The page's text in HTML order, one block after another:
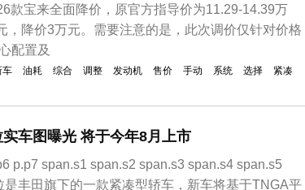
款宝来全面降价，原官方指导价为11.29-14.39万
，降价3万元。需要注意的是，此次调价仅针对价格
配置及
车 油耗 综合 调整 发动机 售价 手动 系统 选择
紧凑
车图曝光 将于今年8月上市
p.p7 span.s1 span.s2 span.s3 span.s4 span.s5
丰田旗下的一款紧凑型轿车，新车将基于TNGA平